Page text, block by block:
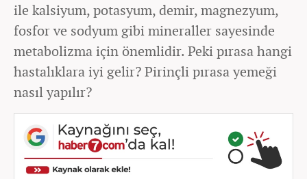
ile kalsiyum, potasyum, demir, magnezyum,
fosfor ve sodyum gibi mineraller sayesinde
metabolizma için önemlidir. Peki pırasa hangi
hastalıklara iyi gelir? Pirinçli pırasa yemeği
nasıl yapılır?